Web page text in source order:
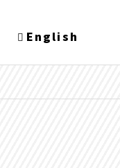
English